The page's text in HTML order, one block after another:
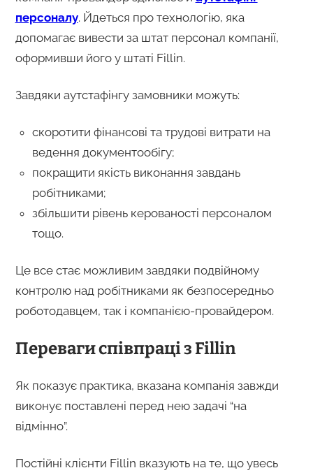
персоналу. Йдеться про технологію, яка
допомагає вивести за штат персонал компанії,
оформивши його у штаті Fillin.
Завдяки аутстафінгу замовники можуть:
скоротити фінансові та трудові витрати на
ведення документообігу;
покращити якість виконання завдань
робітниками;
збільшити рівень керованості персоналом
тощо.
Це все стає можливим завдяки подвійному
контролю над робітниками як безпосередньо
роботодавцем, так і компанією-провайдером.
Переваги співпраці з Fillin
Як показує практика, вказана компанія завжди
виконує поставлені перед нею задачі “на
відмінно”.
Постійні клієнти Fillin вказують на те, що увесь